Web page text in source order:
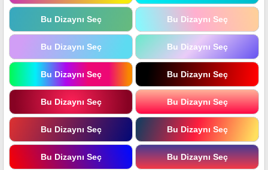
Bu Dizaynı Seç Bu Dizaynı Seç
Bu Dizaynı Seç Bu Dizaynı Seç
Bu Dizaynı Seç Bu Dizaynı Seç
Bu Dizaynı Seç Bu Dizaynı Seç
Bu Dizaynı Seç Bu Dizaynı Seç
Bu Dizaynı Seç Bu Dizaynı Seç